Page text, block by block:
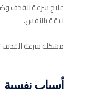
علاج سرعة القذف
الثقة بالنفس.
مشكلة سرعة القذف
أسباب نفسية